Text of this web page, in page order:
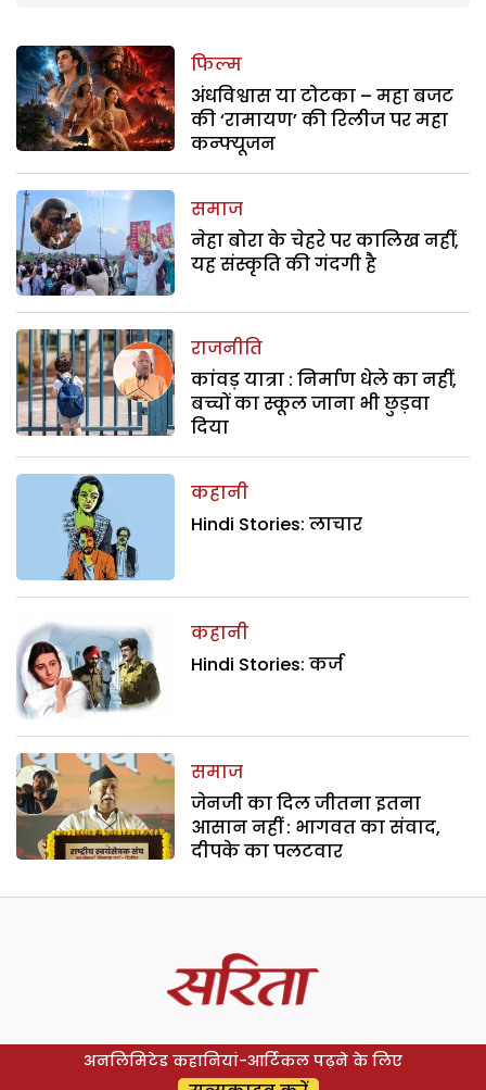
फिल्म
अंधविश्वास या टोटका – महा बजट
की ‘रामायण’ की रिलीज पर महा
कन्फ्यूजन
समाज
नेहा बोरा के चेहरे पर कालिख नहीं,
यह संस्कृति की गंदगी है
राजनीति
कांवड़ यात्रा : निर्माण धेले का नहीं,
बच्चों का स्कूल जाना भी छुड़वा
दिया
कहानी
Hindi Stories: लाचार
कहानी
Hindi Stories: कर्ज
समाज
जेनजी का दिल जीतना इतना
आसान नहीं : भागवत का संवाद,
दीपके का पलटवार
अनलिमिटेड कहानियां-आर्टिकल पढ़ने के लिए